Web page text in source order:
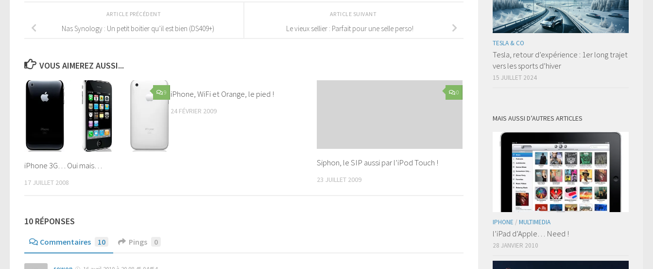
ARTICLE SUIVANT
Le vieux sellier : Parfait pour une selle perso!
ARTICLE PRÉCÉDENT
Nas Synology : Un petit boitier qu’il est bien (DS409+)
VOUS AIMEREZ AUSSI...
9
iPhone 3G… Oui mais…
17 JUILLET 2008
iPhone, WiFi et Orange, le pied !
24 FÉVRIER 2009
0
Siphon, le SIP aussi par l’iPod Touch !
23 JUILLET 2009
10 RÉPONSES
Commentaires 10 Pings 0
TESLA & CO
Tesla, retour d’expérience : 1er long trajet
vers les sports d’hiver
15 JUILLET 2024
MAIS AUSSI D’AUTRES ARTICLES
IPHONE / MULTIMEDIA
l’iPad d’Apple… Need !
28 JANVIER 2010